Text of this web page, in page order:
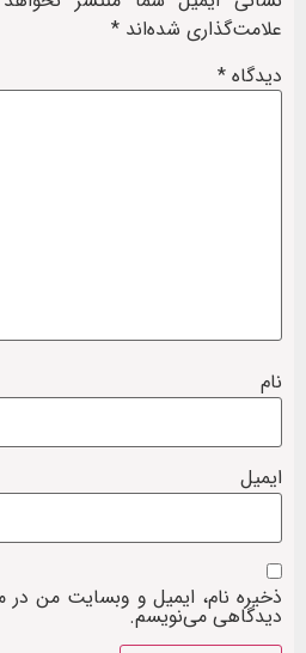
علامت‌گذاری شده‌اند *
دیدگاه *
نام
ایمیل
ذخیره نام، ایمیل و وبسایت من در
دیدگاهی می‌نویسم.